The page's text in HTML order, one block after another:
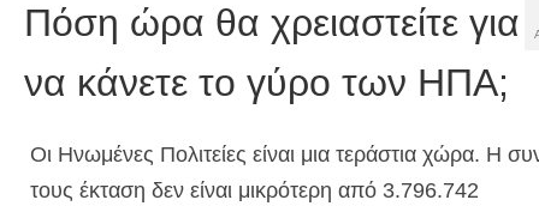
Πόση ώρα θα χρειαστείτε για
να κάνετε το γύρο των ΗΠΑ;
Οι Ηνωμένες Πολιτείες είναι μια τεράστια χώρα. Η
τους έκταση δεν είναι μικρότερη από 3.796.742